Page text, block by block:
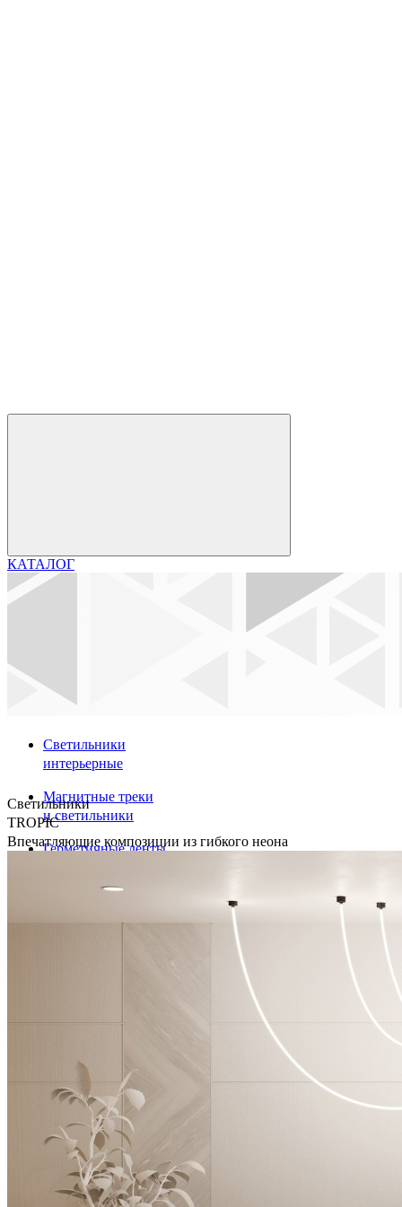
КАТАЛОГ
Светильники
интерьерные
Магнитные треки
и светильники
Герметичные ленты
Светильники
TROPIC
Впечатляющие композиции из гибкого неона